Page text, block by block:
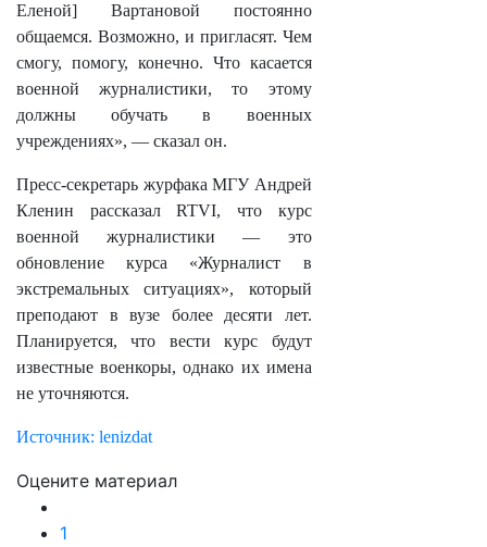
Еленой] Вартановой постоянно
общаемся. Возможно, и пригласят. Чем
смогу, помогу, конечно. Что касается
военной журналистики, то этому
должны обучать в военных
учреждениях», — сказал он.
Пресс-секретарь журфака МГУ Андрей
Кленин рассказал RTVI, что курс
военной журналистики — это
обновление курса «Журналист в
экстремальных ситуациях», который
преподают в вузе более десяти лет.
Планируется, что вести курс будут
известные военкоры, однако их имена
не уточняются.
Источник: lenizdat
Оцените материал
1